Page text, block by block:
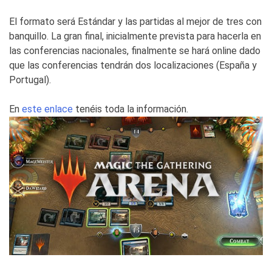
El formato será Estándar y las partidas al mejor de tres con
banquillo. La gran final, inicialmente prevista para hacerla en
las conferencias nacionales, finalmente se hará online dado
que las conferencias tendrán dos localizaciones (España y
Portugal).
En este enlace tenéis toda la información.